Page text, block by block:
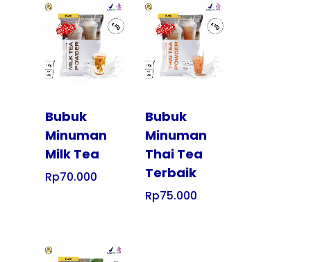
Tampilkan
Bubuk
Minuman
Milk Tea
Rp70.000
Tampilkan
Bubuk
Minuman
Thai Tea
Terbaik
Rp75.000